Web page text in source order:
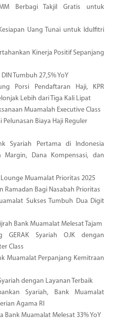
Berbagi Takjil Gratis untuk
Uang Tunai untuk Idulfitri
Kinerja Positif Sepanjang
Tumbuh 27,5% YoY
Porsi Pendaftaran Haji, KPR
Lebih dari Tiga Kali Lipat
Muamalah Executive Class
Pelunasan Biaya Haji Reguler
Syariah Pertama di Indonesia
Margin, Dana Kompensasi, dan
Muamalat Prioritas 2025
Ramadan Bagi Nasabah Prioritas
Sukses Tumbuh Dua Digit
Bank Muamalat Melesat Tajam
GERAK Syariah OJK dengan
Class
Muamalat Perpanjang Kemitraan
dengan Layanan Terbaik
Syariah, Bank Muamalat
Agama RI
Bank Muamalat Melesat 33% YoY